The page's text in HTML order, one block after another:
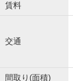
賃料
交通
間取り(面積)